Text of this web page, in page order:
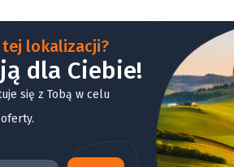
tej lokalizacji?
dla Ciebie!
się z Tobą w celu